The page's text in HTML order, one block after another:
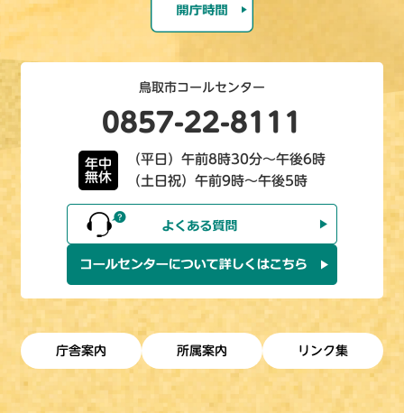
鳥取市コールセンター
0857-22-8111
年中
無休
（平日）午前8時30分～午後6時
（土日祝）午前9時～午後5時
庁舎案内 所属案内 リンク集